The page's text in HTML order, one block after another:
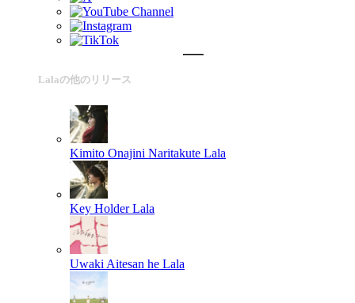
Lalaの他のリリース
Kimito Onajini Naritakute Lala
Key Holder Lala
Uwaki Aitesan he Lala